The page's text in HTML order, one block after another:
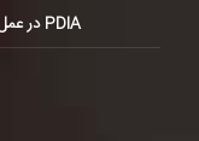
PDIA در عمل: شناسه‌گذاری بودجه و طبقه‌بندی آن